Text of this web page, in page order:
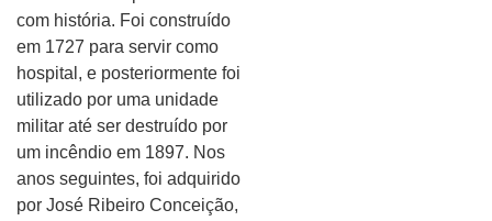
com história. Foi construído
em 1727 para servir como
hospital, e posteriormente foi
utilizado por uma unidade
militar até ser destruído por
um incêndio em 1897. Nos
anos seguintes, foi adquirido
por José Ribeiro Conceição,